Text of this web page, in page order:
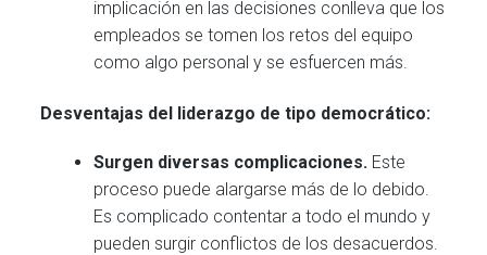
implicación en las decisiones conlleva que los
empleados se tomen los retos del equipo
como algo personal y se esfuercen más.
Desventajas del liderazgo de tipo democrático:
Surgen diversas complicaciones. Este
proceso puede alargarse más de lo debido.
Es complicado contentar a todo el mundo y
pueden surgir conflictos de los desacuerdos.